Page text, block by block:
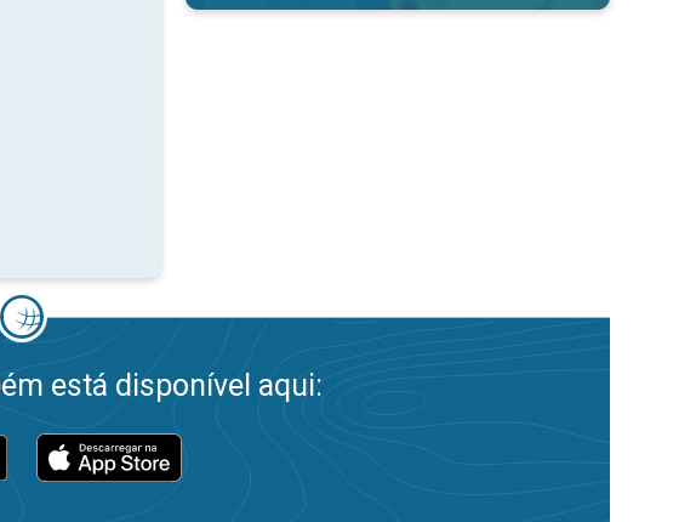
está disponível aqui: